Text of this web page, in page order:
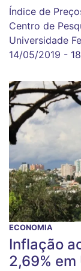
Índice de
Centro de
Universidade
14/05/2019 -
ECONOMIA
Inflação
2,69%